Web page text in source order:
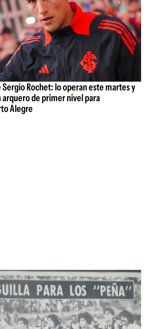
Rochet: lo operan este martes y
de primer nivel para
Alegre